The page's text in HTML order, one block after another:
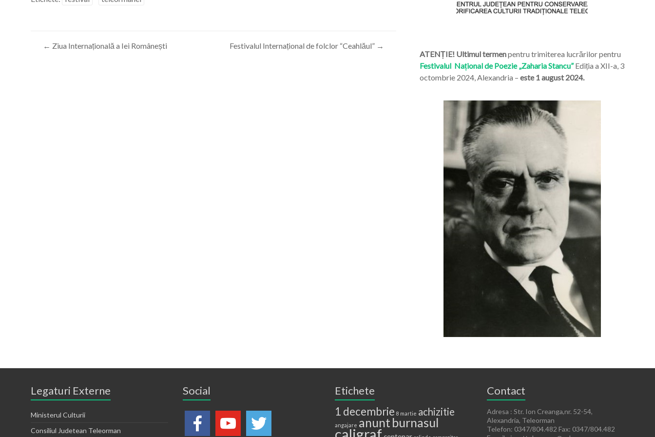
← Ziua Internațională a Iei Românești Festivalul Internațional de folclor “Ceahlăul” →
ATENȚIE! Ultimul termenpentru trimiterea lucrărilor pentru
Festivalul Național de Poezie „Zaharia Stancu” Ediția a XII-a, 3
octombrie 2024, Alexandria – este 1 august 2024.
Legaturi Externe
Ministerul Culturii
Consiliul Judetean Teleorman
Social
Etichete
1 decembrie 8 martie achizitie
angajare anunt burnasul
Contact
Adresa : Str. Ion Creanga,nr. 52-54,
Alexandria, Teleorman
Telefon: 0347/804.482 Fax: 0347/804.482